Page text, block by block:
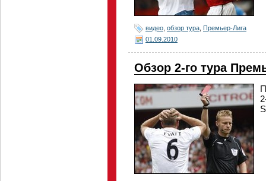
видео обзор тура Премьер-Лига
01.09.2010
Обзор 2-го тура